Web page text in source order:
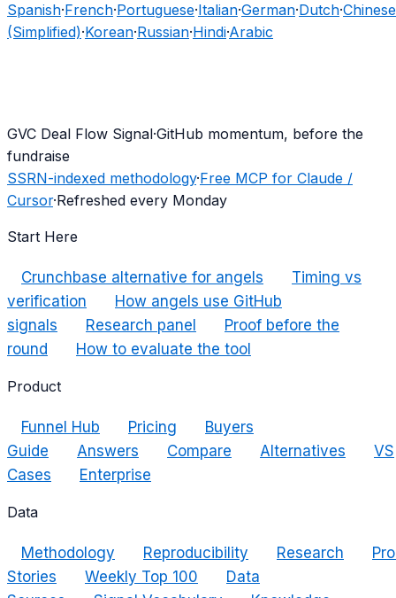
Spanish·French·Portuguese·Italian·German·Dutch·Chinese
(Simplified)·Korean·Russian·Hindi·Arabic
GVC Deal Flow Signal·GitHub momentum, before the
fundraise
SSRN-indexed methodology·Free MCP for Claude /
Cursor·Refreshed every Monday
Start Here
Crunchbase alternative for angels
Timing vs
verification
How angels use GitHub
signals
Research panel
Proof before the
round
How to evaluate the tool
Product
Funnel Hub Pricing
Buyers
Guide
Answers Compare Alternatives
VS
Cases
Enterprise
Data
Methodology Reproducibility Research
Stories
Weekly Top 100
Data